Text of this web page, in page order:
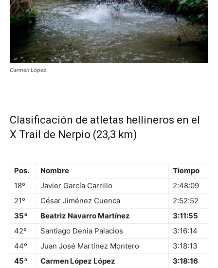
Carmen López.
Clasificación de atletas hellineros en el
X Trail de Nerpio (23,3 km)
Pos. Nombre
Tiempo
18º
Javier García Carrillo
2:48:09
21º
César Jiménez Cuenca
2:52:52
35ª
Beatriz Navarro Martínez
3:11:55
42º
Santiago Denia Palacios
3:16:14
44º
Juan José Martínez Montero
3:18:13
45ª
Carmen López López
3:18:16